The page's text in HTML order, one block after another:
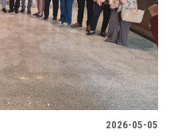
2026-05-05